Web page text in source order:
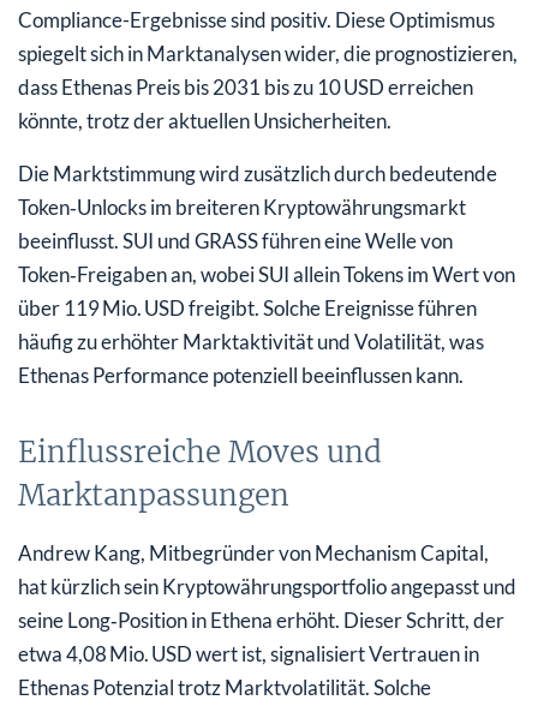
Compliance-Ergebnisse sind positiv. Diese Optimismus
spiegelt sich in Marktanalysen wider, die prognostizieren,
dass Ethenas Preis bis 2031 bis zu 10 USD erreichen
könnte, trotz der aktuellen Unsicherheiten.
Die Marktstimmung wird zusätzlich durch bedeutende
Token‑Unlocks im breiteren Kryptowährungsmarkt
beeinflusst. SUI und GRASS führen eine Welle von
Token‑Freigaben an, wobei SUI allein Tokens im Wert von
über 119 Mio. USD freigibt. Solche Ereignisse führen
häufig zu erhöhter Marktaktivität und Volatilität, was
Ethenas Performance potenziell beeinflussen kann.
Einflussreiche Moves und
Marktanpassungen
Andrew Kang, Mitbegründer von Mechanism Capital,
hat kürzlich sein Kryptowährungsportfolio angepasst und
seine Long‑Position in Ethena erhöht. Dieser Schritt, der
etwa 4,08 Mio. USD wert ist, signalisiert Vertrauen in
Ethenas Potenzial trotz Marktvolatilität. Solche